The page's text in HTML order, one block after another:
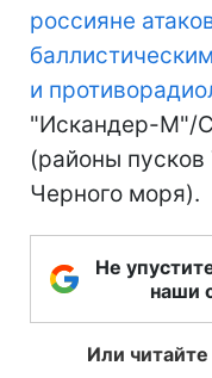
россияне
и
"Искандер-М"/
(районы
Черного моря).
Не
наши
Или